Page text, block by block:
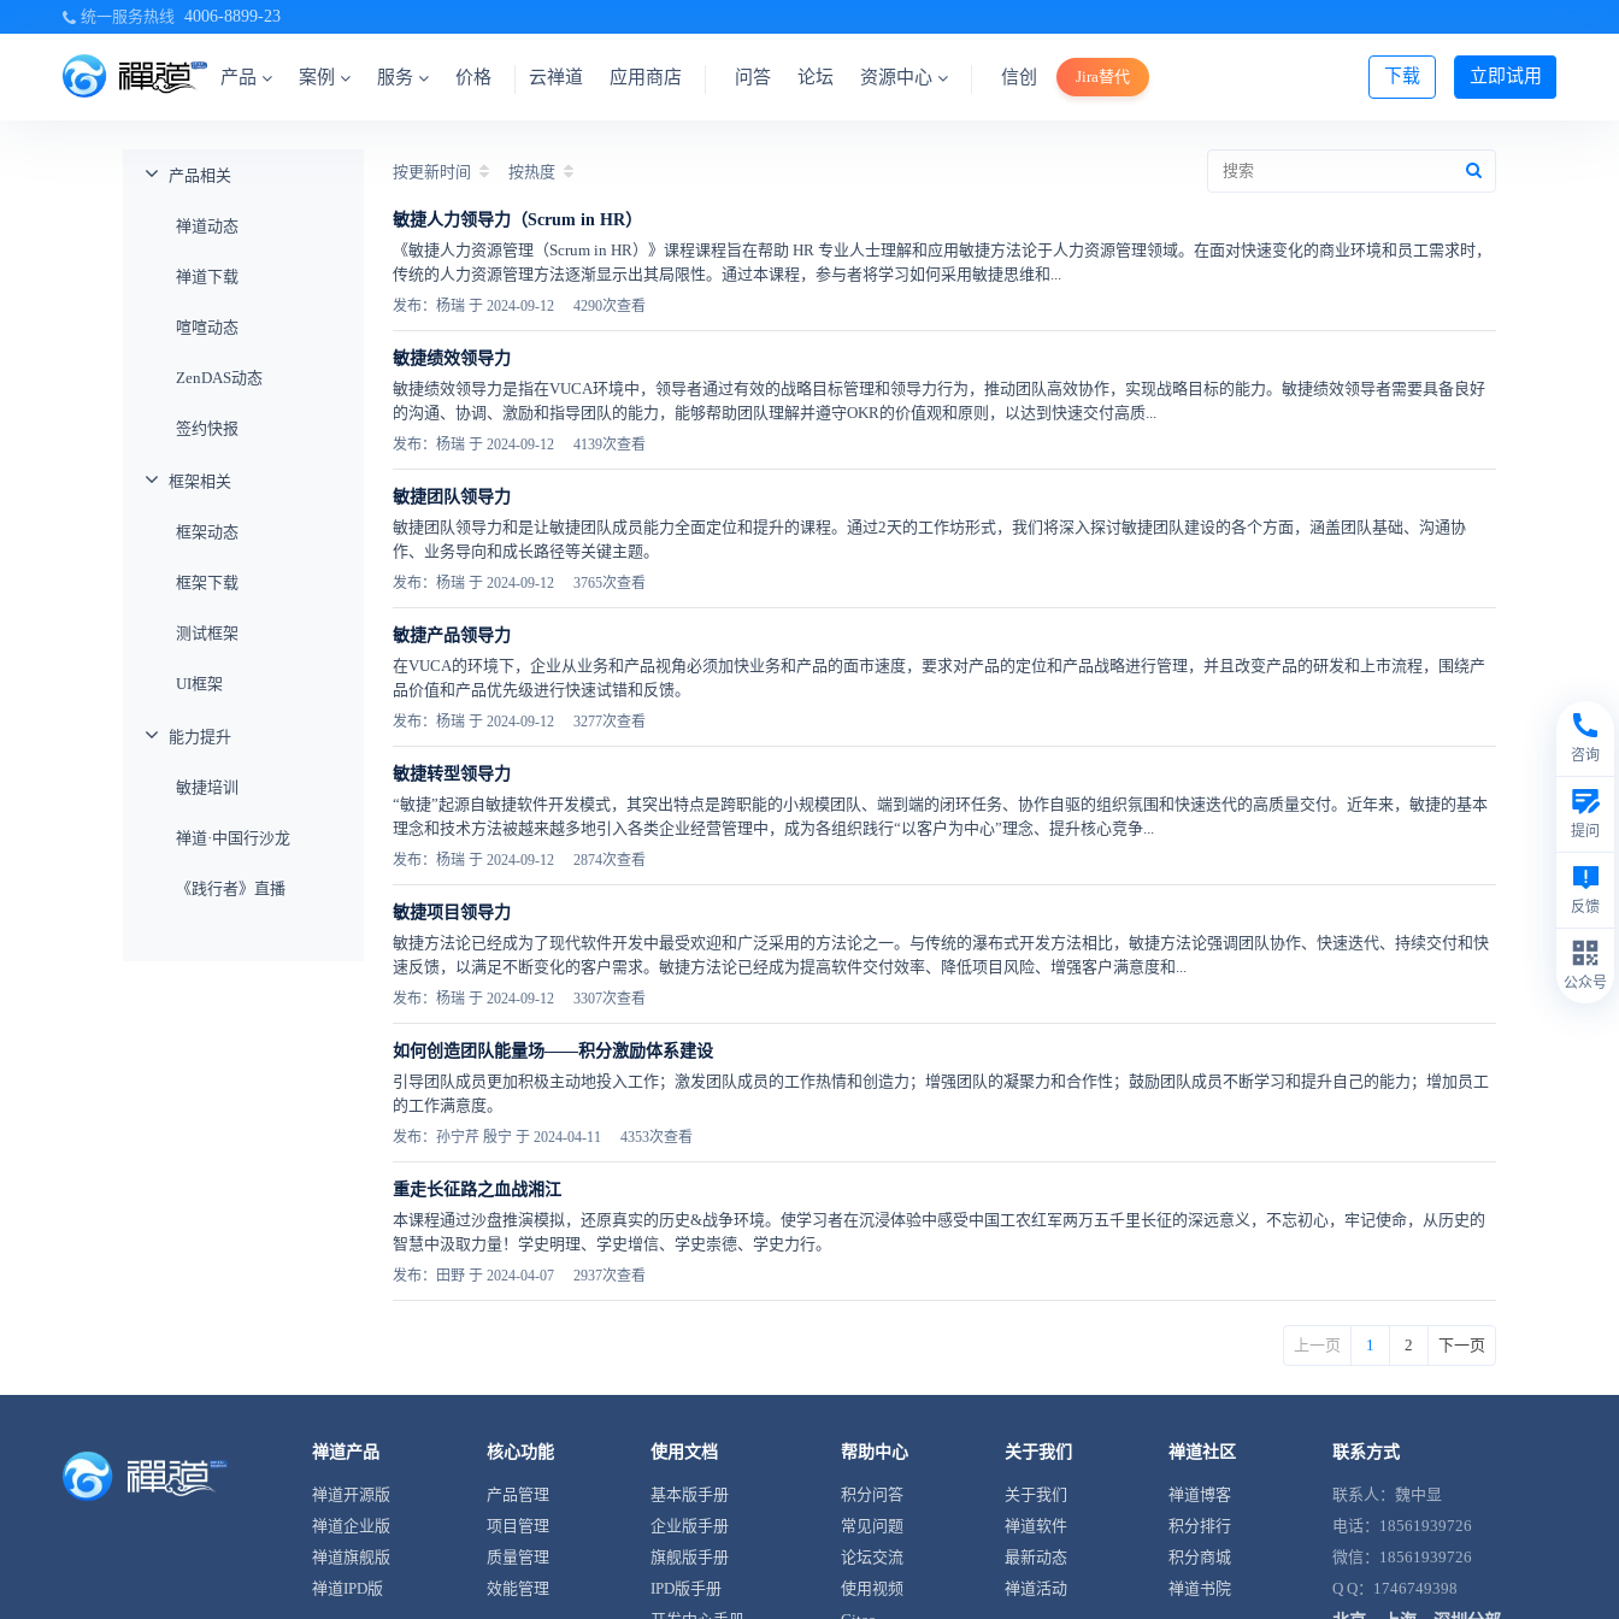
统一服务热线 4006-8899-23
产品 案例 服务 价格 立即试用
下载
云禅道 应用商店 问答 论坛 资源中心 信创 Jira替代 登录/注册
按更新时间 按热度
敏捷人力领导力（Scrum in HR）
《敏捷人力资源管理（Scrum in HR）》课程课程旨在帮助 HR 专业人士理解和应用敏捷方法论于人力资源管理领域。在面对快速变化的商业环境和员工需求时，
传统的人力资源管理方法逐渐显示出其局限性。通过本课程，参与者将学习如何采用敏捷思维和...
发布：杨瑞 于 2024-09-12 4290次查看
敏捷绩效领导力
敏捷绩效领导力是指在VUCA环境中，领导者通过有效的战略目标管理和领导力行为，推动团队高效协作，实现战略目标的能力。敏捷绩效领导者需要具备良好
的沟通、协调、激励和指导团队的能力，能够帮助团队理解并遵守OKR的价值观和原则，以达到快速交付高质...
发布：杨瑞 于 2024-09-12 4139次查看
敏捷团队领导力
敏捷团队领导力和是让敏捷团队成员能力全面定位和提升的课程。通过2天的工作坊形式，我们将深入探讨敏捷团队建设的各个方面，涵盖团队基础、沟通协
作、业务导向和成长路径等关键主题。
发布：杨瑞 于 2024-09-12 3765次查看
敏捷产品领导力
在VUCA的环境下，企业从业务和产品视角必须加快业务和产品的面市速度，要求对产品的定位和产品战略进行管理，并且改变产品的研发和上市流程，围绕产
品价值和产品优先级进行快速试错和反馈。
发布：杨瑞 于 2024-09-12 3277次查看
敏捷转型领导力
“敏捷”起源自敏捷软件开发模式，其突出特点是跨职能的小规模团队、端到端的闭环任务、协作自驱的组织氛围和快速迭代的高质量交付。近年来，敏捷的基本
理念和技术方法被越来越多地引入各类企业经营管理中，成为各组织践行“以客户为中心”理念、提升核心竞争...
发布：杨瑞 于 2024-09-12 2874次查看
敏捷项目领导力
敏捷方法论已经成为了现代软件开发中最受欢迎和广泛采用的方法论之一。与传统的瀑布式开发方法相比，敏捷方法论强调团队协作、快速迭代、持续交付和快
速反馈，以满足不断变化的客户需求。敏捷方法论已经成为提高软件交付效率、降低项目风险、增强客户满意度和...
发布：杨瑞 于 2024-09-12 3307次查看
如何创造团队能量场——积分激励体系建设
引导团队成员更加积极主动地投入工作；激发团队成员的工作热情和创造力；增强团队的凝聚力和合作性；鼓励团队成员不断学习和提升自己的能力；增加员工
的工作满意度。
发布：孙宁芹 殷宁 于 2024-04-11 4353次查看
重走长征路之血战湘江
本课程通过沙盘推演模拟，还原真实的历史&战争环境。使学习者在沉浸体验中感受中国工农红军两万五千里长征的深远意义，不忘初心，牢记使命，从历史的
智慧中汲取力量！学史明理、学史增信、学史崇德、学史力行。
发布：田野 于 2024-04-07 2937次查看
上一页 1 2 下一页
产品相关
禅道动态
禅道下载
喧喧动态
ZenDAS动态
签约快报
框架相关
框架动态
框架下载
测试框架
UI框架
能力提升
敏捷培训
禅道·中国行沙龙
《践行者》直播
禅道产品
禅道开源版
禅道企业版
禅道旗舰版
禅道IPD版
核心功能
产品管理
项目管理
质量管理
效能管理
使用文档
基本版手册
企业版手册
旗舰版手册
IPD版手册
帮助中心
积分问答
常见问题
论坛交流
使用视频
关于我们
关于我们
禅道软件
最新动态
禅道活动
禅道社区
禅道博客
积分排行
积分商城
禅道书院
联系方式
联系人：魏中显
电话：18561939726
微信：18561939726
Q Q：1746749398
咨询
提问
反馈
公众号